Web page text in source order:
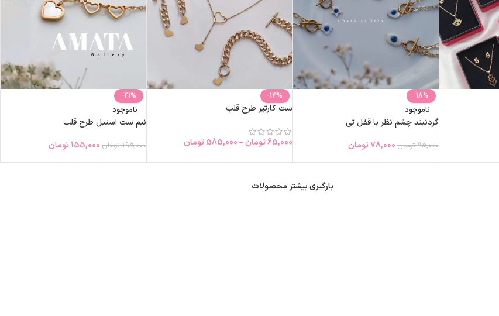
-18%
ناموجود
گردنبند چشم نظر با قفل تی
95,000 تومان78,000تومان
-14%
ست کارتیر طرح قلب
65,000تومان–
585,000 تومان
-21%
ناموجود
نیم ست استیل طرح قلب
195,000 تومان 155,000 تومان
بارگیری بیشتر محصولات